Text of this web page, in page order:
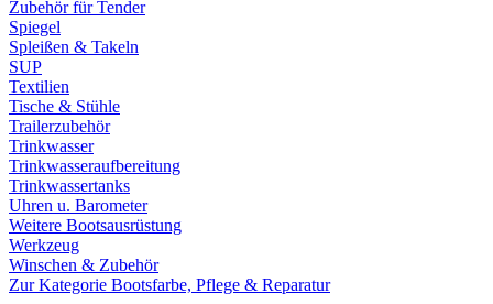
Zubehör für Tender
Spiegel
Spleißen & Takeln
SUP
Textilien
Tische & Stühle
Trailerzubehör
Trinkwasser
Trinkwasseraufbereitung
Trinkwassertanks
Uhren u. Barometer
Weitere Bootsausrüstung
Werkzeug
Winschen & Zubehör
Zur Kategorie Bootsfarbe, Pflege & Reparatur